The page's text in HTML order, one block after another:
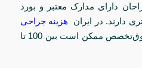
دارای مدارک معتبر و بورد
دارند. در ایران
هزینه جراحی
توسط جراحان فوق‌تخصص ممکن است بین 100 تا